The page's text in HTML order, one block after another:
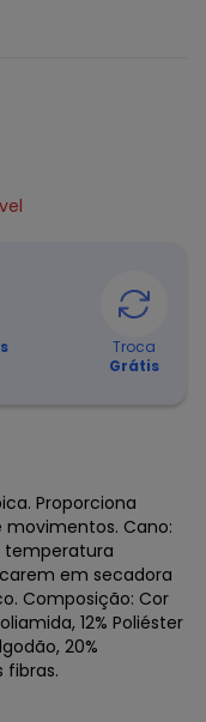
Troca
Grátis
Proporciona
movimentos. Cano:
temperatura
em secadora
Composição: Cor
12% Poliéster
20%
fibras.